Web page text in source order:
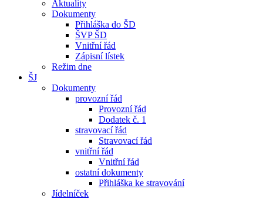
Aktuality
Dokumenty
Přihláška do ŠD
ŠVP ŠD
Vnitřní řád
Zápisní lístek
Režim dne
ŠJ
Dokumenty
provozní řád
Provozní řád
Dodatek č. 1
stravovací řád
Stravovací řád
vnitřní řád
Vnitřní řád
ostatní dokumenty
Přihláška ke stravování
Jídelníček